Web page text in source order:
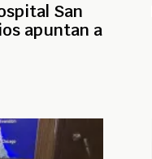
San
apuntan a